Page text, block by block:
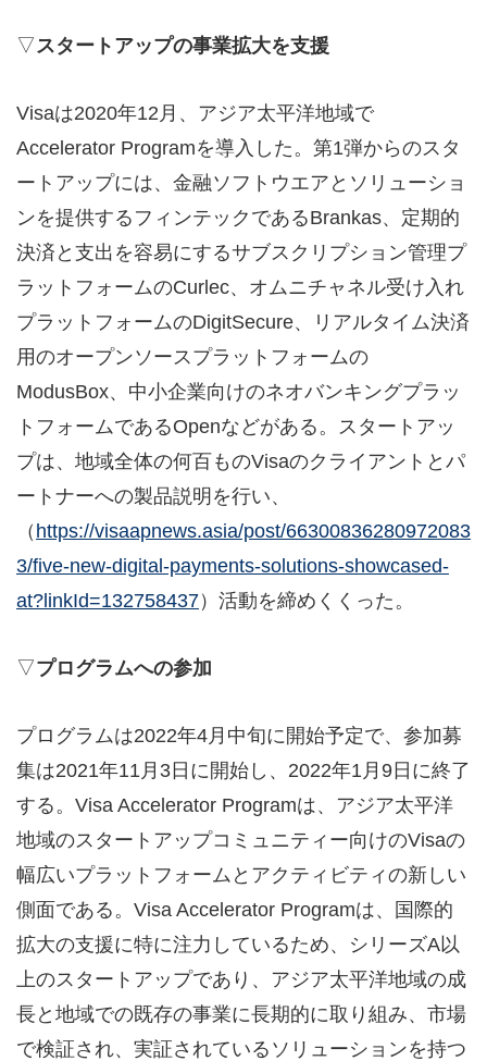
▽スタートアップの事業拡大を支援
Visaは2020年12月、アジア太平洋地域で
Accelerator Programを導入した。第1弾からのスタ
ートアップには、金融ソフトウエアとソリューショ
ンを提供するフィンテックであるBrankas、定期的
決済と支出を容易にするサブスクリプション管理プ
ラットフォームのCurlec、オムニチャネル受け入れ
プラットフォームのDigitSecure、リアルタイム決済
用のオープンソースプラットフォームの
ModusBox、中小企業向けのネオバンキングプラッ
トフォームであるOpenなどがある。スタートアッ
プは、地域全体の何百ものVisaのクライアントとパ
ートナーへの製品説明を行い、
（ https://visaapnews.asia/post/66300836280972083
3/five-new-digital-payments-solutions-showcased-
at?linkId=132758437）活動を締めくくった。
▽プログラムへの参加
プログラムは2022年4月中旬に開始予定で、参加募
集は2021年11月3日に開始し、2022年1月9日に終了
する。Visa Accelerator Programは、アジア太平洋
地域のスタートアップコミュニティー向けのVisaの
幅広いプラットフォームとアクティビティの新しい
側面である。Visa Accelerator Programは、国際的
拡大の支援に特に注力しているため、シリーズA以
上のスタートアップであり、アジア太平洋地域の成
長と地域での既存の事業に長期的に取り組み、市場
で検証され、実証されているソリューションを持つ